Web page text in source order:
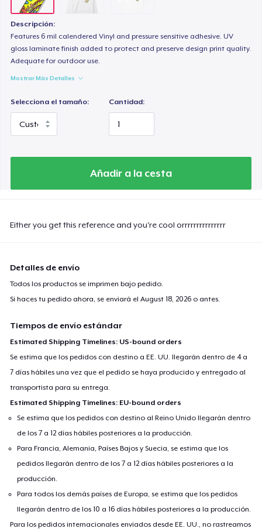
Descripción:
Features 6 mil calendered Vinyl and pressure sensitive adhesive. UV
gloss laminate finish added to protect and preserve design print quality.
Adequate for outdoor use.
Mostrar Más Detalles
Selecciona el tamaño: Cantidad:
Añadir a la cesta
Either you get this reference and you're cool orrrrrrrrrrrrrrr
Detalles de envío
Todos los productos se imprimen bajo pedido.
Si haces tu pedido ahora, se enviará elAugust 18, 2026 o antes.
Tiempos de envío estándar
Estimated Shipping Timelines: US-bound orders
Se estima que los pedidos con destino a EE. UU. llegarán dentro de 4 a
7 días hábiles una vez que el pedido se haya producido y entregado al
transportista para su entrega.
Estimated Shipping Timelines: EU-bound orders
Se estima que los pedidos con destino al Reino Unido llegarán dentro
de los 7 a 12 días hábiles posteriores a la producción.
Para Francia, Alemania, Países Bajos y Suecia, se estima que los
pedidos llegarán dentro de los 7 a 12 días hábiles posteriores a la
producción.
Para todos los demás países de Europa, se estima que los pedidos
llegarán dentro de los 10 a 16 días hábiles posteriores a la producción.
Para los pedidos internacionales enviados desde EE. UU., no rastreamos